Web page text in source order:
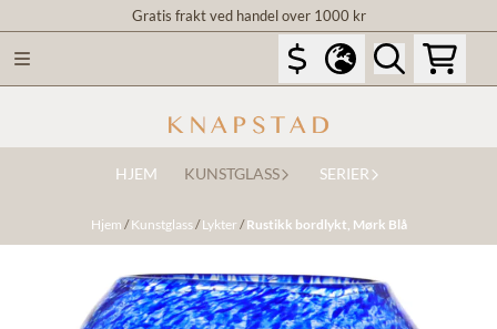
Gratis frakt ved handel over 1000 kr
HJEM KUNSTGLASS SERIER
Hjem /Kunstglass/Lykter /Rustikk bordlykt, Mørk Blå